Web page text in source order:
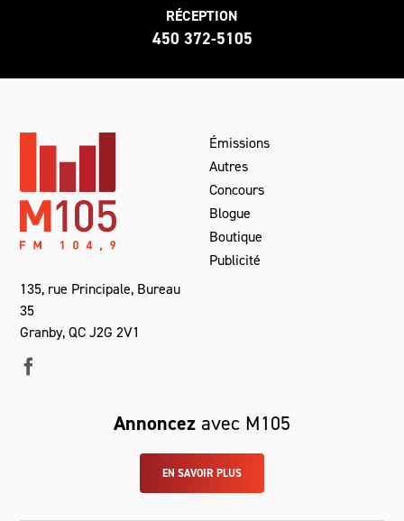
RÉCEPTION
450 372-5105
135, rue Principale, Bureau
35
Granby, QC J2G 2V1
Émissions
Autres
Concours
Blogue
Boutique
Publicité
Annoncez avec M105
EN SAVOIR PLUS